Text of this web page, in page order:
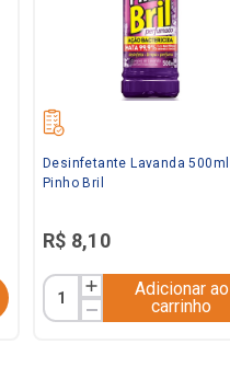
Desinfetante Lavanda 500ml
Pinho Bril
R$ 8,10
Adicionar ao
carrinho